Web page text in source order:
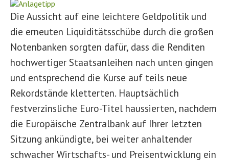
Die Aussicht auf eine leichtere Geldpolitik und
die erneuten Liquiditätsschübe durch die großen
Notenbanken sorgten dafür, dass die Renditen
hochwertiger Staatsanleihen nach unten gingen
und entsprechend die Kurse auf teils neue
Rekordstände kletterten. Hauptsächlich
festverzinsliche Euro-Titel haussierten, nachdem
die Europäische Zentralbank auf Ihrer letzten
Sitzung ankündigte, bei weiter anhaltender
schwacher Wirtschafts- und Preisentwicklung ein